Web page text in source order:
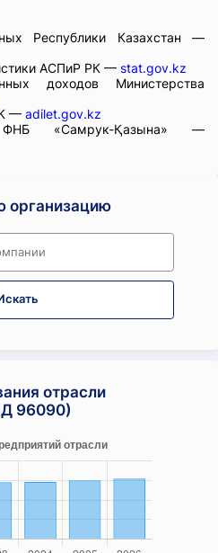
Республики Казахстан —
АСПиР РК — stat.gov.kz
доходов Министерства
— adilet.gov.kz
«Самрук-Қазына» —
организацию
отрасли
96090)